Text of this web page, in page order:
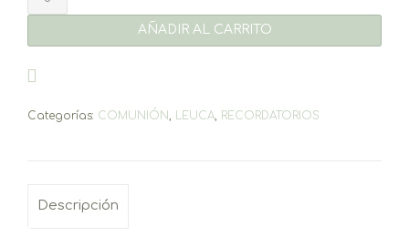
AÑADIR AL CARRITO
Categorías: COMUNIÓN LEUCA RECORDATORIOS
Descripción